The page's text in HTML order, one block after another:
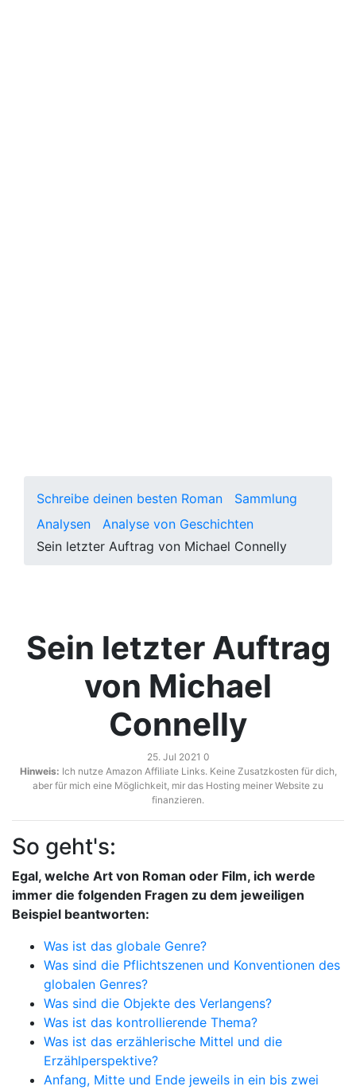
Schreibe deinen besten Roman
Sammlung
Analysen
Analyse von Geschichten
Sein letzter Auftrag von Michael Connelly
Sein letzter Auftrag
von Michael
Connelly
25. Jul 2021 0
Hinweis: Ich nutze Amazon Affiliate Links. Keine Zusatzkosten für dich,
aber für mich eine Möglichkeit, mir das Hosting meiner Website zu
finanzieren.
So geht's:
Egal, welche Art von Roman oder Film, ich werde
immer die folgenden Fragen zu dem jeweiligen
Beispiel beantworten:
Was ist das globale Genre?
Was sind die Pflichtszenen und Konventionen des
globalen Genres?
Was sind die Objekte des Verlangens?
Was ist das kontrollierende Thema?
Was ist das erzählerische Mittel und die
Erzählperspektive?
Anfang, Mitte und Ende jeweils in ein bis zwei